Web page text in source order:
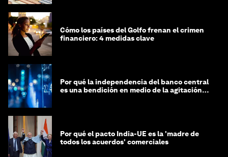
Cómo los países del Golfo frenan el crimen
financiero: 4 medidas clave
Por qué la independencia del banco central
es una bendición en medio de la agitación
Por qué el pacto India-UE es la 'madre de
todos los acuerdos' comerciales